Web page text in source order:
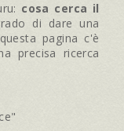
cosa cerca il
di dare una
pagina c'è
precisa ricerca